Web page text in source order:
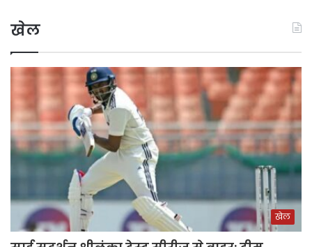
खेल
खेल